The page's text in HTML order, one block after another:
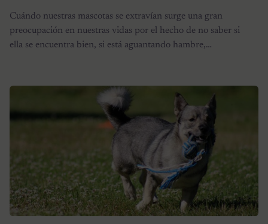
Cuándo nuestras mascotas se extravían surge una gran
preocupación en nuestras vidas por el hecho de no saber si
ella se encuentra bien, si está aguantando hambre,…